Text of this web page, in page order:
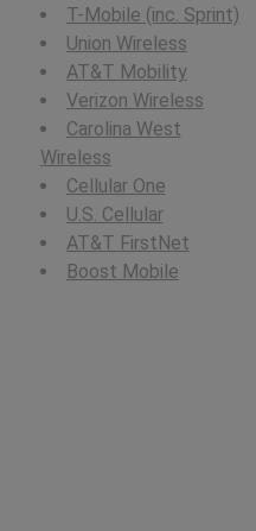
T-Mobile (inc. Sprint)
Union Wireless
AT&T Mobility
Verizon Wireless
Carolina West
Wireless
Cellular One
U.S. Cellular
AT&T FirstNet
Boost Mobile